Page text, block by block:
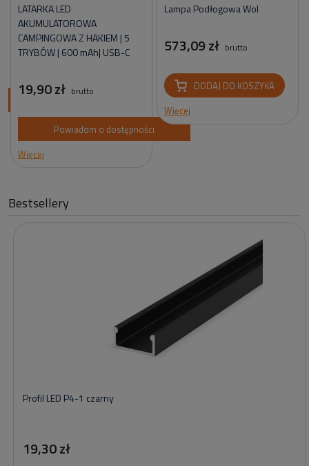
LATARKA LED
AKUMULATOROWA
CAMPINGOWA Z HAKIEM | 5
TRYBÓW | 600 mAh| USB-C
19,90 zł brutto
Powiadom o dostępności
Więcej
Lampa Podłogowa Wol
573,09 zł brutto
DODAJ DO KOSZYKA
Więcej
Bestsellery
Profil LED P4-1 czarny
19,30 zł